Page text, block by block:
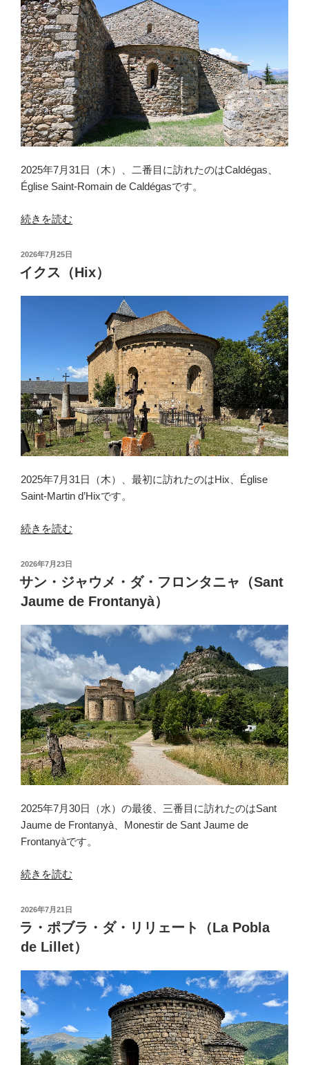
ル
（Estavar）”
の
2025年7月31日（木）、二番目に訪れたのはCaldégas、
Église Saint-Romain de Caldégasです。
“カ
デ
ガ
続きを読む
投
日:
2026年7月25日
イクス（Hix）
2025年7月31日（木）、最初に訪れたのはHix、Église
Saint-Martin d’Hixです。
“イ
ス
（Hix）”
の
続きを読む
投
稿
日:
2026年7月23日
サン・ジャウメ・ダ・フロンタニャ（Sant
Jaume de Frontanyà）
2025年7月30日（水）の最後、三番目に訪れたのはSant
Jaume de Frontanyà、Monestir de Sant Jaume de
Frontanyàです。
“サ
ジ
ャ
ウ
ダ・
フ
ロ
ン
タ
ニ
続きを読む
投
稿
日:
2026年7月21日
ラ・ポブラ・ダ・リリェート（La Pobla
de Lillet）